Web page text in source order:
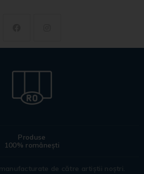
Produse
100% românești
de către artiștii noștri.